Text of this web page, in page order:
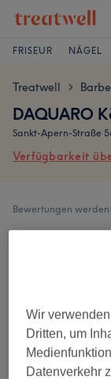
FRISEUR NÄGEL
Treatwell >
DAQUARO
Sankt-Apern-Straße
Verfügbarkeit
Bewertungen werden
Ambiente
Sauberkeit
Wir
Dritten, um
Datenverkehr